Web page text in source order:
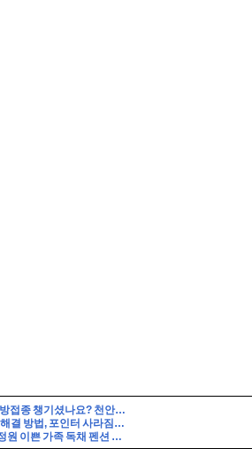
여름방학, 우리 아이 예방접종 챙기셨나요? 천안시 무료접종 안내
마우스 커서 안 보일 때 해결 방법, 포인터 사라짐 빠르게 복구하기!
남양주 펜션 조용하고 정원 이쁜 가족 독채 펜션 해드림 단체 펜션 추천